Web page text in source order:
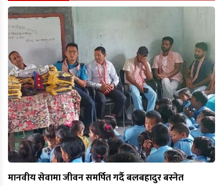
मानवीय सेवामा जीवन समर्पित गर्दै बलबहादुर बस्नेत